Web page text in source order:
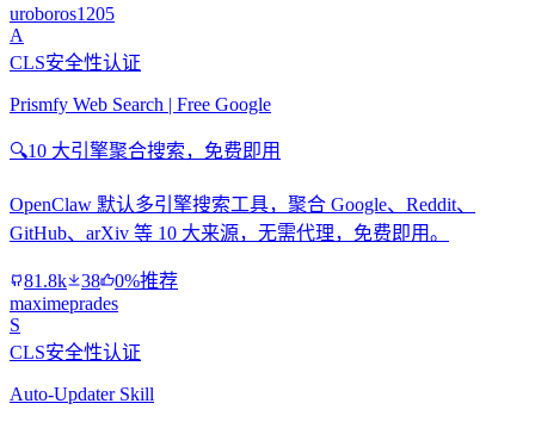
uroboros1205
A
CLS安全性认证
Prismfy Web Search | Free Google
🔍10 大引擎聚合搜索，免费即用
OpenClaw 默认多引擎搜索工具，聚合 Google、Reddit、
GitHub、arXiv 等 10 大来源，无需代理，免费即用。
81.8k 38
0%推荐
maximeprades
S
CLS安全性认证
Auto-Updater Skill